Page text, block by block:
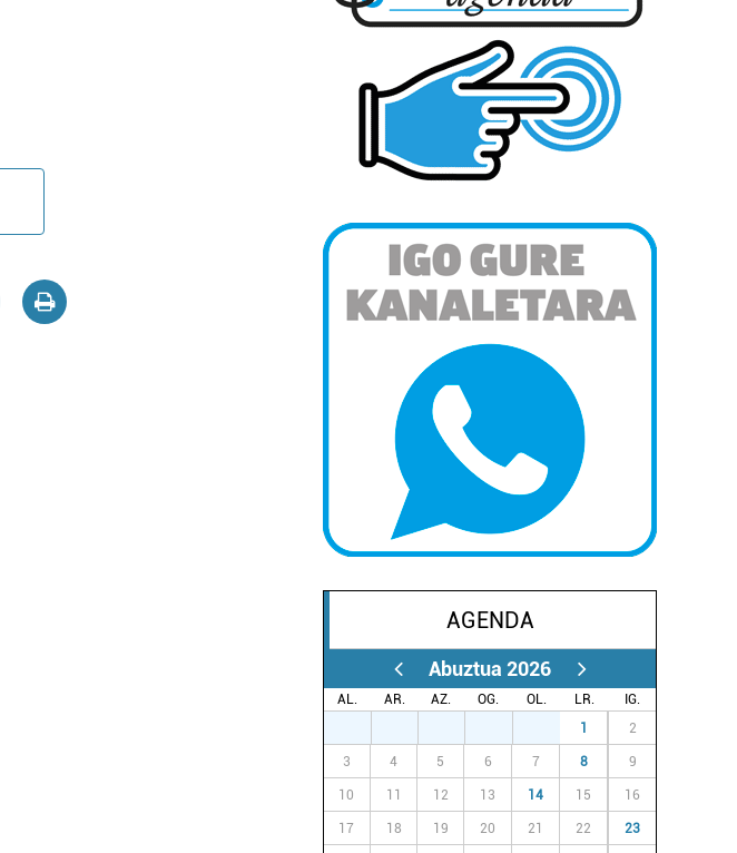
AGENDA
Abuztua 2026
AL. AR. AZ. OG. OL. LR.
IG.
1 2
3 4 5 6 7 8 9
10 11 12 13 14 15 16
17 18 19 20 21 22 23